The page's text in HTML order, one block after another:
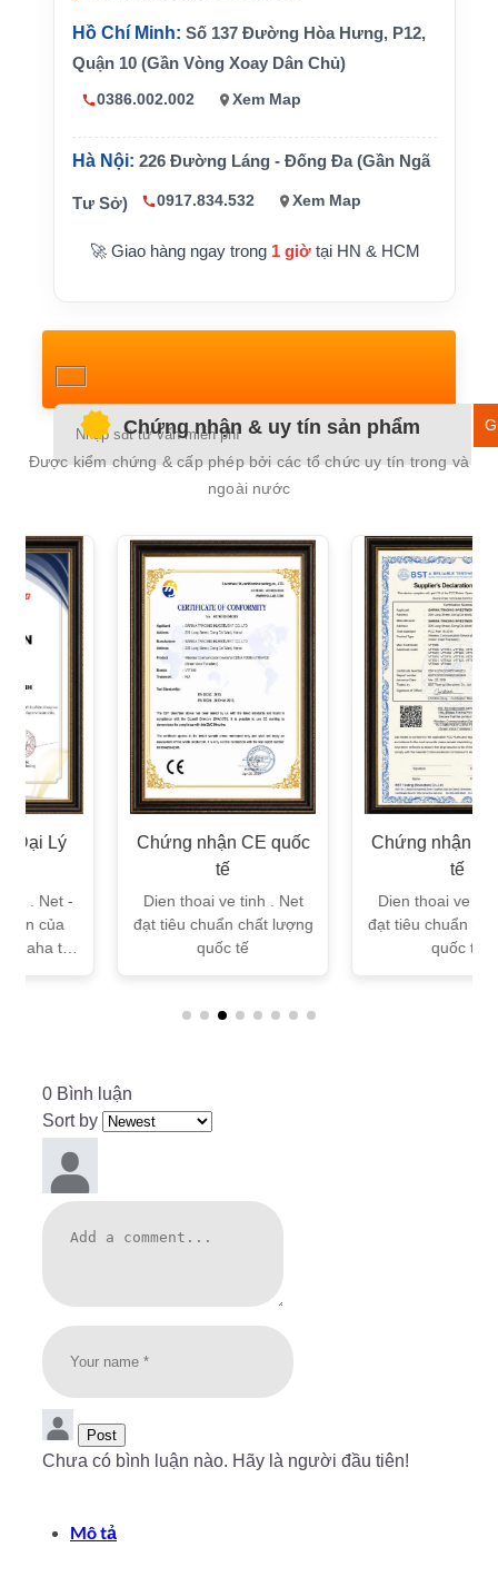
Cấu hình
CDIS tùy hệ thống
Nền tảng
mở rộng
MFD, radar, conning, BAM, track control
tùy cấu hình
ack, E-Logbook
Lưu ý
se và khả năng hỗ trợ
Hồ Chí Minh: Số 137 Đường Hòa Hưng, P12,
Quận 10 (Gần Vòng Xoay Dân Chủ)
0386.002.002 Xem Map
Hà Nội: 226 Đường Láng - Đống Đa (Gần Ngã
Tư Sở) 0917.834.532 Xem Map
🚀 Giao hàng ngay trong 1 giờtại HN & HCM
Chứng nhận & uy tín sản phẩm
Được kiểm chứng & cấp phép bởi các tổ chức uy tín trong và
ngoài nước
Chứng nhận CE quốc
Dien thoai ve tinh . Net
đạt tiêu chuẩn chất lượng
Chứng nhận FC quốc
Dien thoai ve tinh . Net
đạt tiêu chuẩn chất lượng
0 Bình luận
Sort by
Post
Chưa có bình luận nào. Hãy là người đầu tiên!
Mô tả